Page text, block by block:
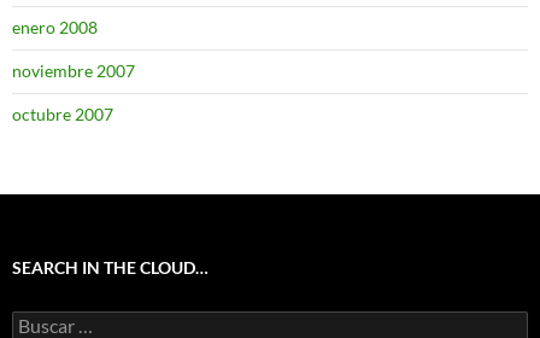
enero 2008
noviembre 2007
octubre 2007
SEARCH IN THE CLOUD…
Buscar: